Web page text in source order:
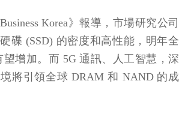
Korea》報導，市場研究公司
碟 (SSD) 的密度和高性能，明年全
增加。而 5G 通訊、人工智慧，深
將引領全球 DRAM 和 NAND 的成